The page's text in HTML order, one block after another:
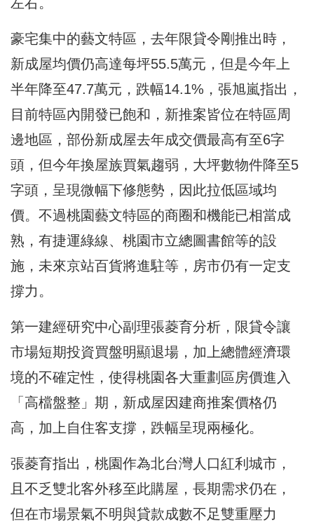
左右。
豪宅集中的藝文特區，去年限貸令剛推出時，
新成屋均價仍高達每坪55.5萬元，但是今年上
半年降至47.7萬元，跌幅14.1%，張旭嵐指出，
目前特區內開發已飽和，新推案皆位在特區周
邊地區，部份新成屋去年成交價最高有至6字
頭，但今年換屋族買氣趨弱，大坪數物件降至5
字頭，呈現微幅下修態勢，因此拉低區域均
價。不過桃園藝文特區的商圈和機能已相當成
熟，有捷運綠線、桃園市立總圖書館等的設
施，未來京站百貨將進駐等，房市仍有一定支
撐力。
第一建經研究中心副理張菱育分析，限貸令讓
市場短期投資買盤明顯退場，加上總體經濟環
境的不確定性，使得桃園各大重劃區房價進入
「高檔盤整」期，新成屋因建商推案價格仍
高，加上自住客支撐，跌幅呈現兩極化。
張菱育指出，桃園作為北台灣人口紅利城市，
且不乏雙北客外移至此購屋，長期需求仍在，
但在市場景氣不明與貸款成數不足雙重壓力